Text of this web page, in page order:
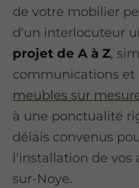
de votre mobilier
d'un interlocuteur
projet de A à Z,
communications et
meubles sur
à une ponctualité
délais convenus
l'installation de vos
sur-Noye.